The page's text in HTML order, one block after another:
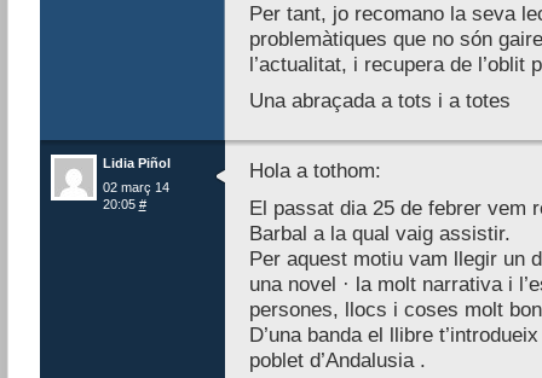
Per tant, jo recomano la seva
problemàtiques que no són
l’actualitat, i recupera de l’oblit
Una abraçada a tots i a totes
Lidia Piñol
02 març 14
20:05 #
Hola a tothom:
El passat dia 25 de febrer vem
Barbal a la qual vaig assistir.
Per aquest motiu vam llegir un
una novel · la molt narrativa i
persones, llocs i coses molt
D’una banda el llibre
poblet d’Andalusia .